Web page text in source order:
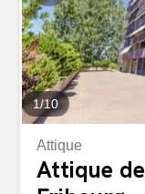
1/10
Attique
Attique